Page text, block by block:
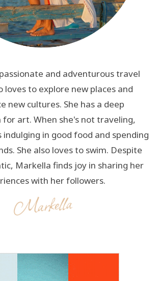
and adventurous travel
loves to explore new places and
new cultures. She has a deep
art. When she's not traveling,
in good food and spending
She also loves to swim. Despite
Markella finds joy in sharing her
with her followers.